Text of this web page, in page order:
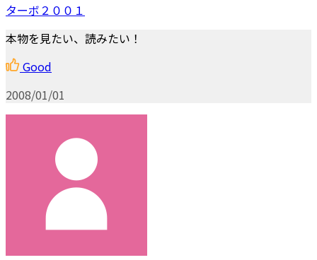
ターボ２００１
本物を見たい、読みたい！
Good
2008/01/01